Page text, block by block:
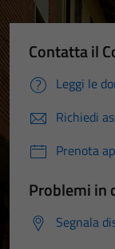
Contatta il
Leggi le
Richiedi
Prenota
Problemi in
Segnala